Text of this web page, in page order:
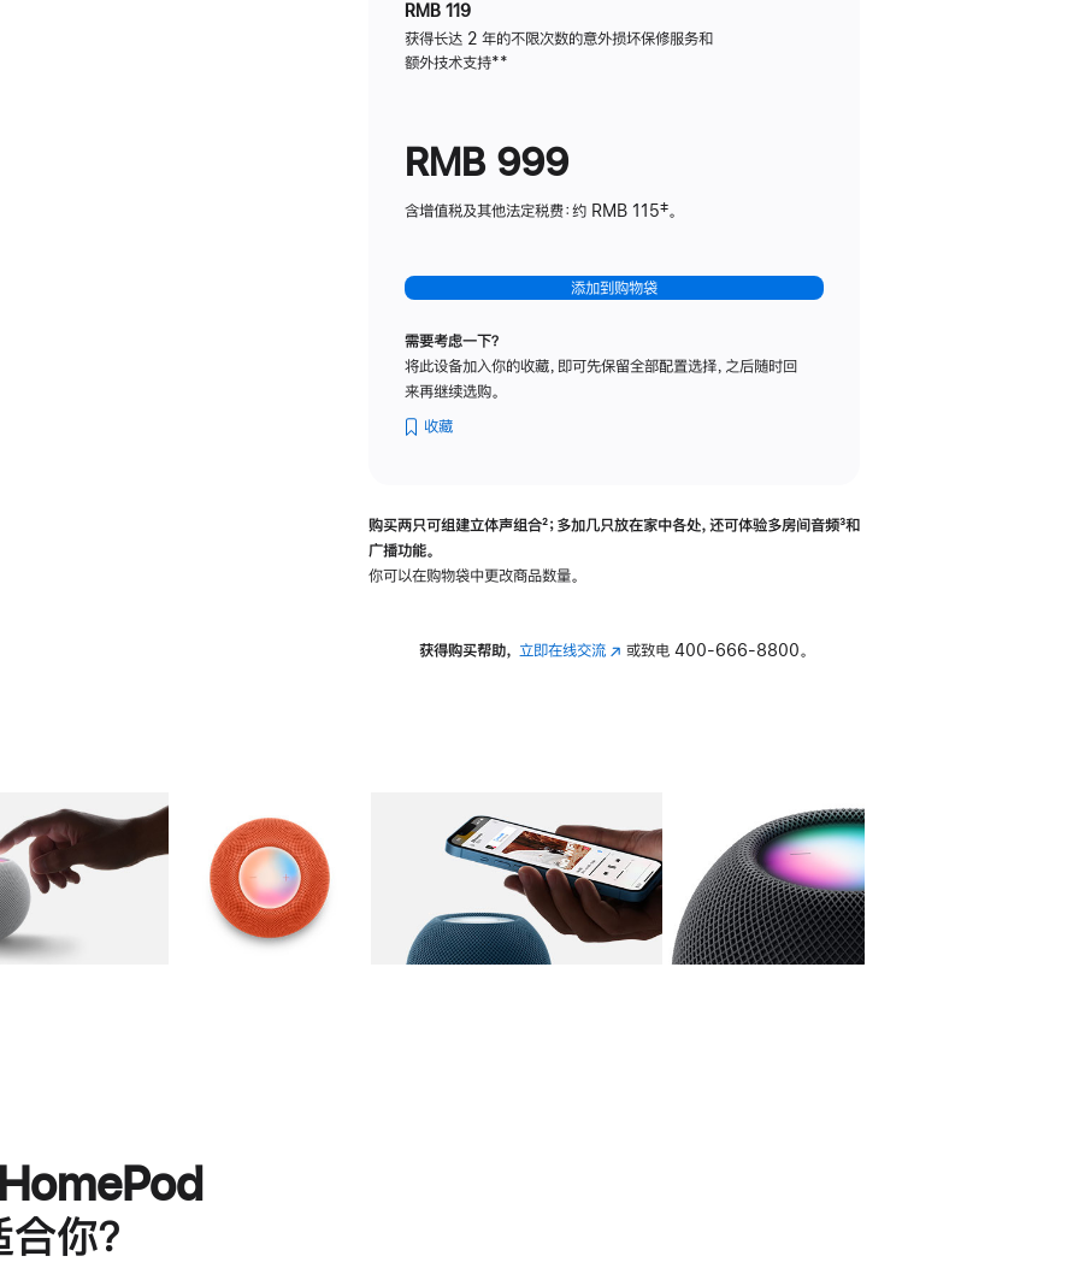
RMB 119
获得长达 2 年的不限次数的意外损坏保修服务和
额外技术支持脚
**
RMB 999
含增值税及其他法定税费：约 RMB 115‡。
添加到购物袋
需要考虑一下？
将此设备加入你的收藏，即可先保留全部配置选择，之后随时回
来再继续选购。
收藏
购买两只可组建立体声组合脚
²；多加几只放在家中各处，还可体验多‍房‍间音频脚
³和
广播功能。
你可以在购物袋中更改商品数量。
获得购买帮助， 立即在线交流(在 或致电 400-666-8800。
图库 图像 图库 图像 图库 图像 4 图库 图像 5
你？